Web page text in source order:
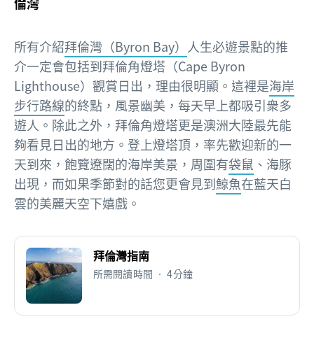
所有介紹拜倫灣（Byron Bay） 人生必遊景點的推
介一定會包括到拜倫角燈塔（Cape Byron
Lighthouse）觀賞日出，理由很明顯。這裡是海岸
步行路線的終點，風景幽美，每天早上都吸引衆多
遊人。除此之外，拜倫角燈塔更是澳洲大陸最先能
夠看見日出的地方。登上燈塔頂，率先歡迎新的一
天到來，飽覽遼闊的海岸美景，周圍有袋鼠 、海豚
出現，而如果季節對的話您更會見到鯨魚在藍天白
雲的美麗天空下嬉戲。
拜倫灣指南
所需閱讀時間 • 4分鐘